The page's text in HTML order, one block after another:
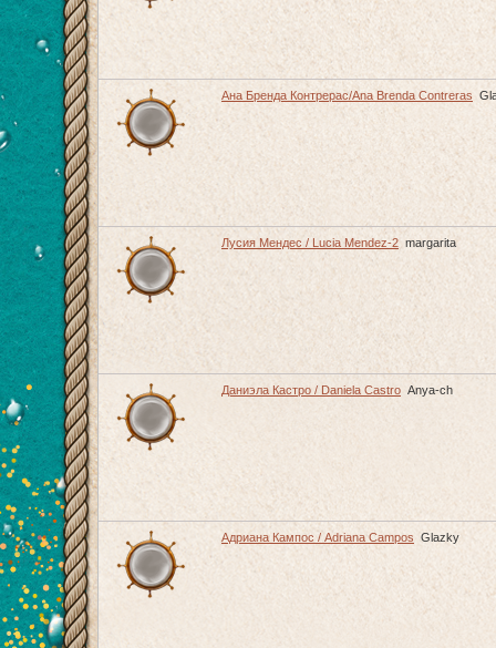
Ана Бренда Контрерас/Ana Brenda Contreras
Лусия Мендес / Lucia Mendez-2 margarita
Даниэла Кастро / Daniela Castro Anya-ch
Адриана Кампос / Adriana Campos Glazky